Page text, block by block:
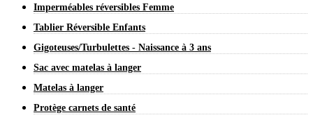
Imperméables réversibles Femme
Tablier Réversible Enfants
Gigoteuses/Turbulettes - Naissance à 3 ans
Sac avec matelas à langer
Matelas à langer
Protège carnets de santé